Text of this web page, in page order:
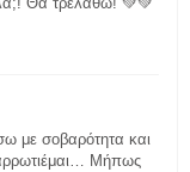
με σοβαρότητα και
Μήπως